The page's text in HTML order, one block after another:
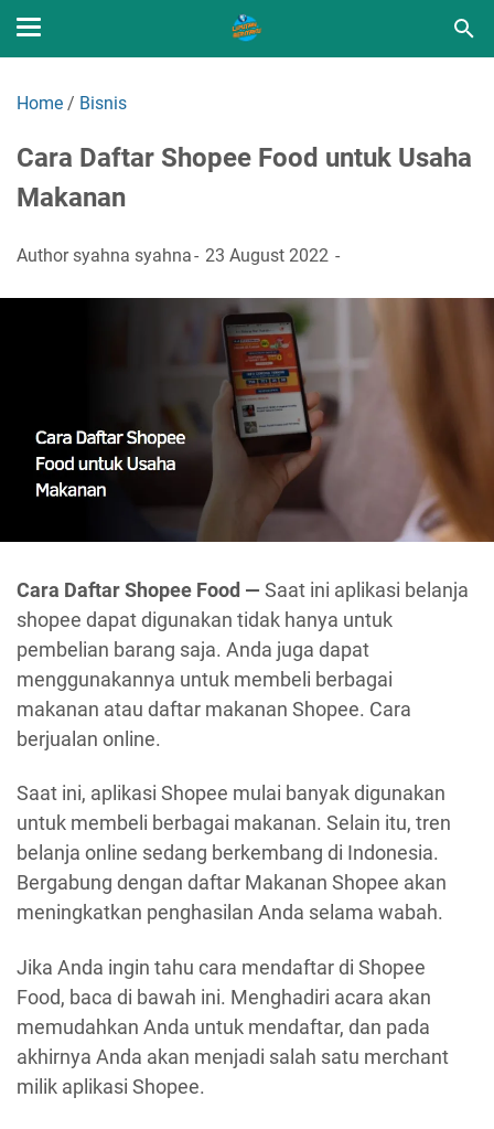
Home / Bisnis
Cara Daftar Shopee Food untuk Usaha
Makanan
Authorsyahna syahna 23 August 2022
Cara Daftar Shopee Food — Saat ini aplikasi belanja
shopee dapat digunakan tidak hanya untuk
pembelian barang saja. Anda juga dapat
menggunakannya untuk membeli berbagai
makanan atau daftar makanan Shopee. Cara
berjualan online.
Saat ini, aplikasi Shopee mulai banyak digunakan
untuk membeli berbagai makanan. Selain itu, tren
belanja online sedang berkembang di Indonesia.
Bergabung dengan daftar Makanan Shopee akan
meningkatkan penghasilan Anda selama wabah.
Jika Anda ingin tahu cara mendaftar di Shopee
Food, baca di bawah ini. Menghadiri acara akan
memudahkan Anda untuk mendaftar, dan pada
akhirnya Anda akan menjadi salah satu merchant
milik aplikasi Shopee.